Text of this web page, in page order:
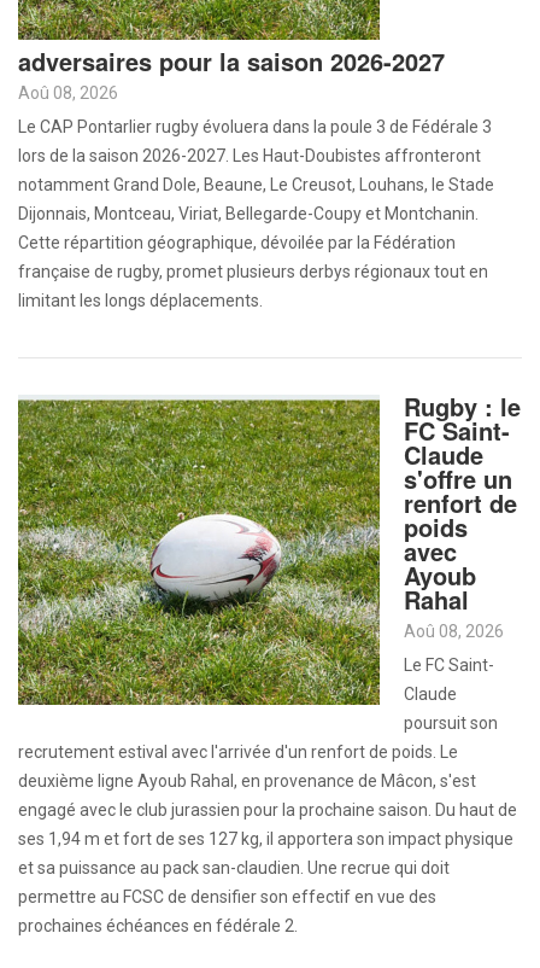
adversaires pour la saison 2026-2027
Aoû 08, 2026
Le CAP Pontarlier rugby évoluera dans la poule 3 de Fédérale 3
lors de la saison 2026-2027. Les Haut-Doubistes affronteront
notamment Grand Dole, Beaune, Le Creusot, Louhans, le Stade
Dijonnais, Montceau, Viriat, Bellegarde-Coupy et Montchanin.
Cette répartition géographique, dévoilée par la Fédération
française de rugby, promet plusieurs derbys régionaux tout en
limitant les longs déplacements.
Rugby : le
FC Saint-
Claude
s'offre un
renfort de
poids
avec
Ayoub
Rahal
Aoû 08, 2026
Le FC Saint-
Claude
poursuit son
recrutement estival avec l'arrivée d'un renfort de poids. Le
deuxième ligne Ayoub Rahal, en provenance de Mâcon, s'est
engagé avec le club jurassien pour la prochaine saison. Du haut de
ses 1,94 m et fort de ses 127 kg, il apportera son impact physique
et sa puissance au pack san-claudien. Une recrue qui doit
permettre au FCSC de densifier son effectif en vue des
prochaines échéances en fédérale 2.